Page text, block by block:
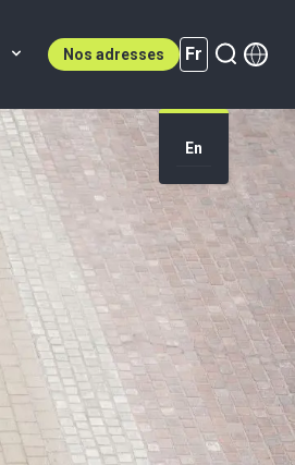
Nos adresses Fr
En
Fr (active)